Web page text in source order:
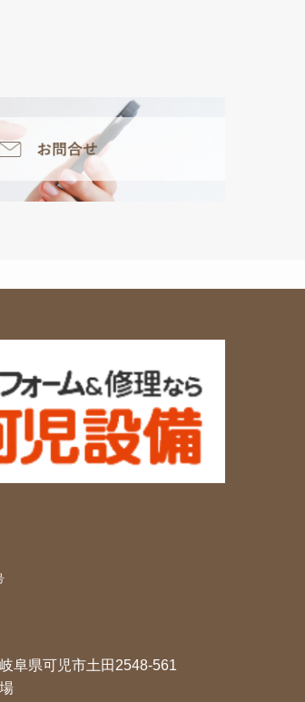
岐阜県可児市土田2548-561